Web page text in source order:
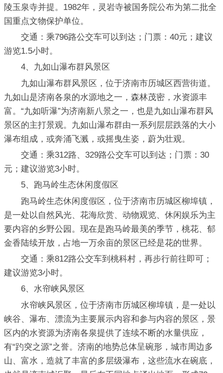
陵玉泉寺并提。1982年，灵岩寺被国务院公布为第二批全
国重点文物保护单位。
交通：乘796路公交车可以到达；门票：40元；建议
游览1.5小时。
4、九如山瀑布群风景区
九如山瀑布群风景区，位于济南市历城区西营街道。
九如山是济南各泉的水源地之一，森林茂密，水资源丰
富。“九如听瀑”为济南新八景之一，也是九如山瀑布群风
景区的主打景观。九如山瀑布群由一系列层层跌落的大小
瀑布组成，或奔涌飞溅，或摇曳生姿，蔚为壮观。
交通：乘312路、329路公交车可以到达；门票：30
元；建议游览3小时。
5、跑马岭生态休闲度假区
跑马岭生态休闲度假区，位于济南市历城区柳埠镇，
是一处以自然风光、花海欣赏、动物观览、休闲娱乐为主
要内容的乡野公园。现在是跑马岭最美的季节，桃花、郁
金香陆续开放，占地一万余亩的景区已经是花的世界。
交通：乘812路公交车到桃科村，再步行前往即可；
建议游览3小时。
6、水帘峡风景区
水帘峡风景区，位于济南市历城区柳埠镇，是一处以
峡谷、瀑布、漂流为主要展示内容和参与内容的景区，景
区内的水资源为济南各泉提供了连续不断的水量供应，
有“趵突之源”之誉。济南的地势总体呈碗形，城市周边多
山、富水，造就了丰富的多层级瀑布，这些流水在碗底，